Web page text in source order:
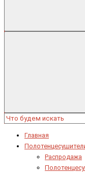
Главная
Распродажа